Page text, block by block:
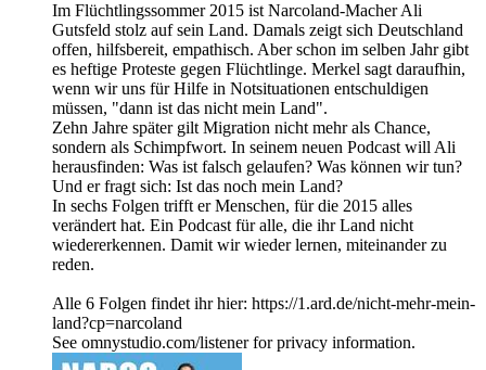
Im Flüchtlingssommer 2015 ist Narcoland-Macher Ali
Gutsfeld stolz auf sein Land. Damals zeigt sich Deutschland
offen, hilfsbereit, empathisch. Aber schon im selben Jahr gibt
es heftige Proteste gegen Flüchtlinge. Merkel sagt daraufhin,
wenn wir uns für Hilfe in Notsituationen entschuldigen
müssen, "dann ist das nicht mein Land".
Zehn Jahre später gilt Migration nicht mehr als Chance,
sondern als Schimpfwort. In seinem neuen Podcast will Ali
herausfinden: Was ist falsch gelaufen? Was können wir tun?
Und er fragt sich: Ist das noch mein Land?
In sechs Folgen trifft er Menschen, für die 2015 alles
verändert hat. Ein Podcast für alle, die ihr Land nicht
wiedererkennen. Damit wir wieder lernen, miteinander zu
reden.
Alle 6 Folgen findet ihr hier: https://1.ard.de/nicht-mehr-mein-
land?cp=narcoland
See omnystudio.com/listener for privacy information.